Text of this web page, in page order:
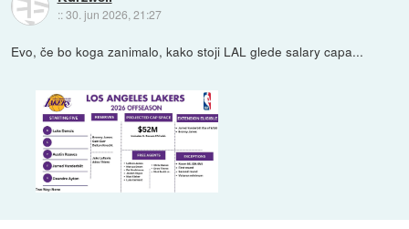
::30. jun 2026, 21:27
Evo, če bo koga zanimalo, kako stoji LAL glede salary capa...